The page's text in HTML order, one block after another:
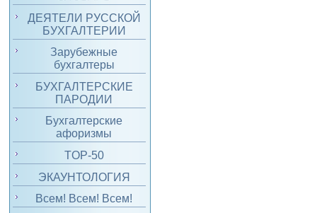
ДЕЯТЕЛИ РУССКОЙ
БУХГАЛТЕРИИ
Зарубежные
бухгалтеры
БУХГАЛТЕРСКИЕ
ПАРОДИИ
Бухгалтерские
афоризмы
TOP-50
ЭКАУНТОЛОГИЯ
Всем! Всем! Всем!